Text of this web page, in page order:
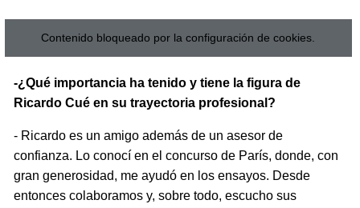
Contenido bloqueado por la configuración de cookies.
-¿Qué importancia ha tenido y tiene la figura de
Ricardo Cué en su trayectoria profesional?
- Ricardo es un amigo además de un asesor de
confianza. Lo conocí en el concurso de París, donde, con
gran generosidad, me ayudó en los ensayos. Desde
entonces colaboramos y, sobre todo, escucho sus